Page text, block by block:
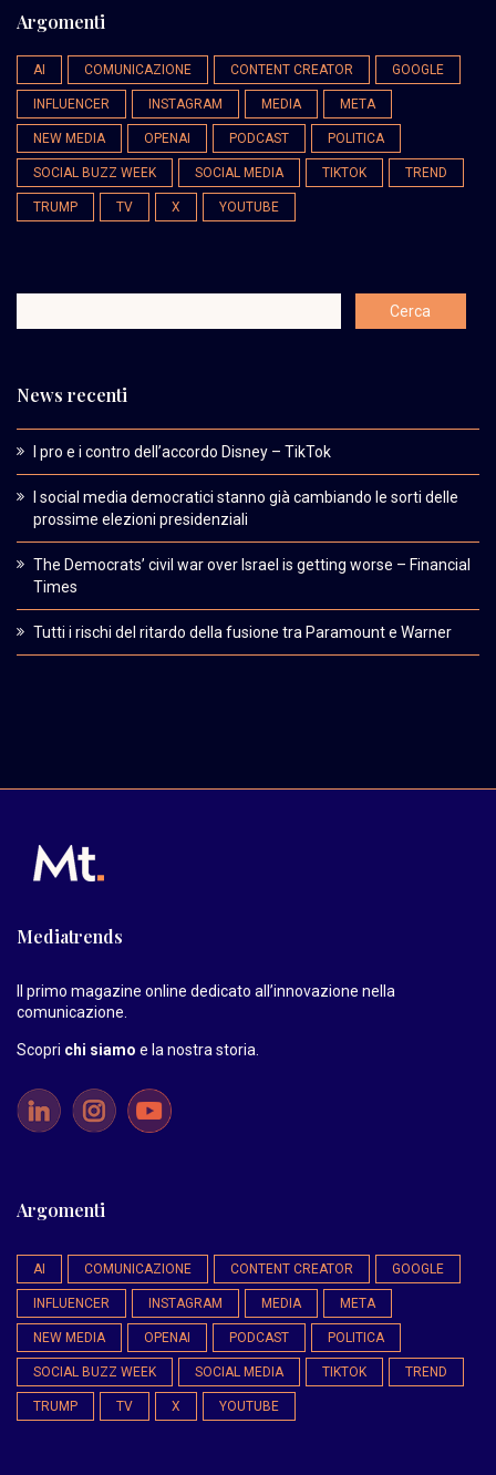
Argomenti
AI COMUNICAZIONE CONTENT CREATOR GOOGLE
INFLUENCER INSTAGRAM MEDIA META
NEW MEDIA OPENAI PODCAST POLITICA
SOCIAL BUZZ WEEK SOCIAL MEDIA TIKTOK TREND
TRUMP TV X YOUTUBE
News recenti
I pro e i contro dell’accordo Disney – TikTok
I social media democratici stanno già cambiando le sorti delle
prossime elezioni presidenziali
The Democrats’ civil war over Israel is getting worse – Financial
Times
Tutti i rischi del ritardo della fusione tra Paramount e Warner
Mediatrends
Il primo magazine online dedicato all’innovazione nella
comunicazione.
Scopri chi siamo e la nostra storia
Argomenti
AI COMUNICAZIONE CONTENT CREATOR GOOGLE
INFLUENCER INSTAGRAM MEDIA META
NEW MEDIA OPENAI PODCAST POLITICA
SOCIAL BUZZ WEEK SOCIAL MEDIA TIKTOK TREND
TRUMP TV X YOUTUBE